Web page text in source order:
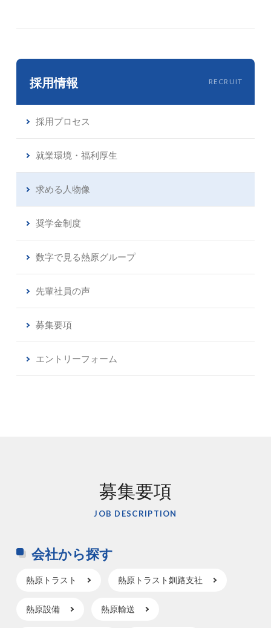
採用情報 RECRUIT
採用プロセス
就業環境・福利厚生
求める人物像
奨学金制度
数字で見る熱原グループ
先輩社員の声
募集要項
エントリーフォーム
募集要項
JOB DESCRIPTION
会社から探す
熱原トラスト 熱原トラスト釧路支社
熱原設備 熱原輸送